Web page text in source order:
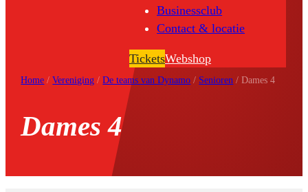
Businessclub
Contact & locatie
TicketsWebshop
Home /Vereniging /De teams van Dynamo / Senioren /Dames 4
Dames 4